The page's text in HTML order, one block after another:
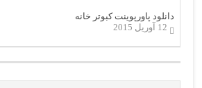
دانلود پاورپوینت کبوتر خانه
12 آوریل 2015